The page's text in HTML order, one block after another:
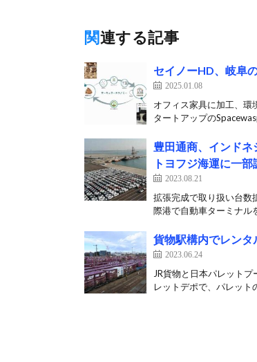
関連する記事
セイノーHD、岐阜
2025.01.08
オフィス家具に加工、環
タートアップの
豊田通商、インド
トヨフジ海運に一部
2023.08.21
拡張完成で取り扱い台数
際港で自動車ターミナル
貨物駅構内でレンタ
2023.06.24
JR貨物と日本パレット
レットデポで、パレッ